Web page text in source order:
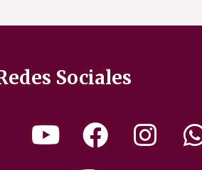
Sociales